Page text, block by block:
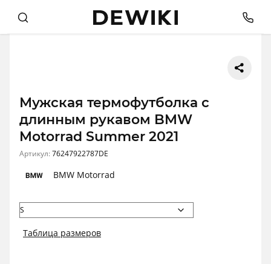
Мужская термофутболка с
длинным рукавом BMW
Motorrad Summer 2021
Артикул:76247922787DE
BMW Motorrad
Таблица размеров